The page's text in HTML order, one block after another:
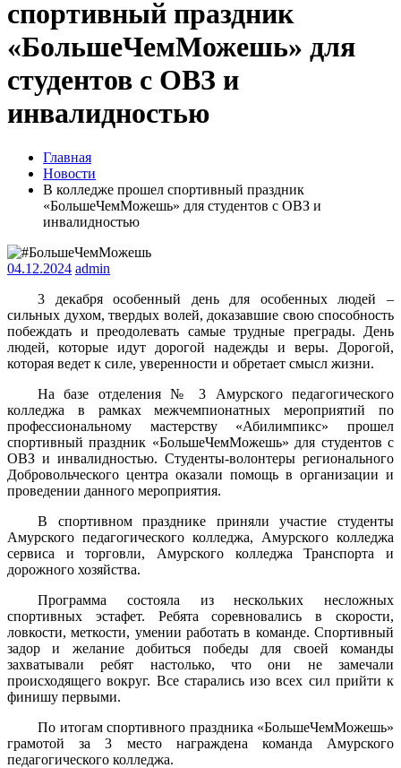
спортивный праздник
«БольшеЧемМожешь» для
студентов с ОВЗ и
инвалидностью
Главная
Новости
В колледже прошел спортивный праздник
«БольшеЧемМожешь» для студентов с ОВЗ и
инвалидностью
04.12.2024 admin
3 декабря особенный день для особенных людей –
сильных духом, твердых волей, доказавшие свою способность
побеждать и преодолевать самые трудные преграды. День
людей, которые идут дорогой надежды и веры. Дорогой,
которая ведет к силе, уверенности и обретает смысл жизни.
На базе отделения № 3 Амурского педагогического
колледжа в рамках межчемпионатных мероприятий по
профессиональному мастерству «Абилимпикс» прошел
спортивный праздник «БольшеЧемМожешь» для студентов с
ОВЗ и инвалидностью. Студенты-волонтеры регионального
Добровольческого центра оказали помощь в организации и
проведении данного мероприятия.
В спортивном празднике приняли участие студенты
Амурского педагогического колледжа, Амурского колледжа
сервиса и торговли, Амурского колледжа Транспорта и
дорожного хозяйства.
Программа состояла из нескольких несложных
спортивных эстафет. Ребята соревновались в скорости,
ловкости, меткости, умении работать в команде. Спортивный
задор и желание добиться победы для своей команды
захватывали ребят настолько, что они не замечали
происходящего вокруг. Все старались изо всех сил прийти к
финишу первыми.
По итогам спортивного праздника «БольшеЧемМожешь»
грамотой за 3 место награждена команда Амурского
педагогического колледжа.